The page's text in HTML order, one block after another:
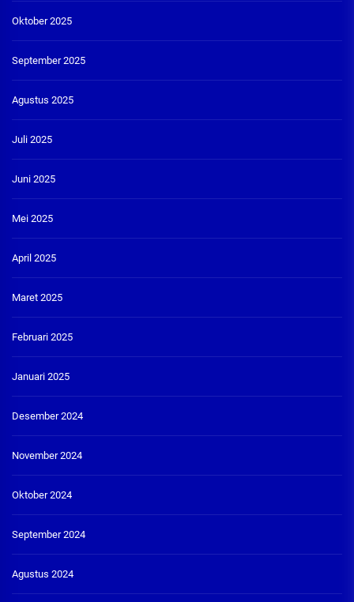
Oktober 2025
September 2025
Agustus 2025
Juli 2025
Juni 2025
Mei 2025
April 2025
Maret 2025
Februari 2025
Januari 2025
Desember 2024
November 2024
Oktober 2024
September 2024
Agustus 2024